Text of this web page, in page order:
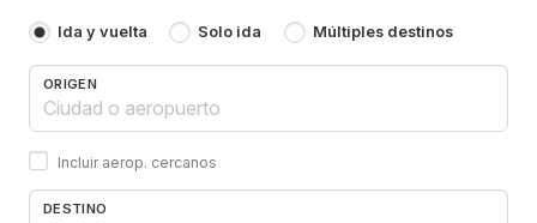
Ida y vuelta Solo ida Múltiples destinos
ORIGEN
Incluir aerop. cercanos
DESTINO